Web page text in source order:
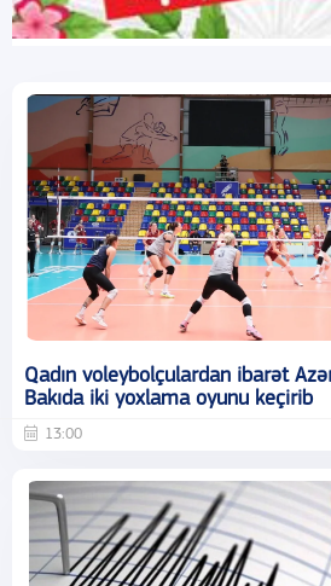
Qadın voleybolçulardan ibarət
Bakıda iki yoxlama oyunu keçirib
13:00